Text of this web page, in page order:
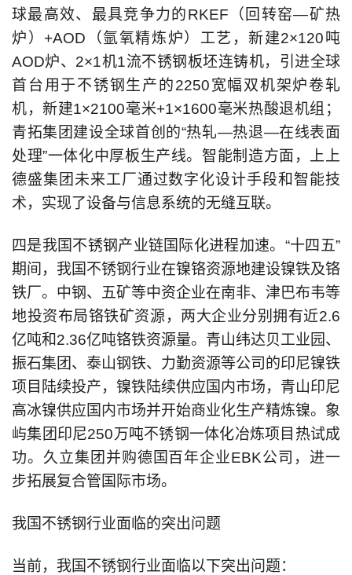
球最高效、最具竞争力的RKEF（回转窑—矿热
炉）+AOD（氩氧精炼炉）工艺，新建2×120吨
AOD炉、2×1机1流不锈钢板坯连铸机，引进全球
首台用于不锈钢生产的2250宽幅双机架炉卷轧
机，新建1×2100毫米+1×1600毫米热酸退机组；
青拓集团建设全球首创的“热轧—热退—在线表面
处理”一体化中厚板生产线。智能制造方面，上上
德盛集团未来工厂通过数字化设计手段和智能技
术，实现了设备与信息系统的无缝互联。
四是我国不锈钢产业链国际化进程加速。“十四五”
期间，我国不锈钢行业在镍铬资源地建设镍铁及铬
铁厂。中钢、五矿等中资企业在南非、津巴布韦等
地投资布局铬铁矿资源，两大企业分别拥有近2.6
亿吨和2.36亿吨铬铁资源量。青山纬达贝工业园、
振石集团、泰山钢铁、力勤资源等公司的印尼镍铁
项目陆续投产，镍铁陆续供应国内市场，青山印尼
高冰镍供应国内市场并开始商业化生产精炼镍。象
屿集团印尼250万吨不锈钢一体化冶炼项目热试成
功。久立集团并购德国百年企业EBK公司，进一
步拓展复合管国际市场。
我国不锈钢行业面临的突出问题
当前，我国不锈钢行业面临以下突出问题：